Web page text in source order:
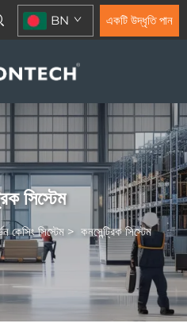
BN একটি উদ্ধৃতি পান
সিস্টেম
কেসিং সিস্টেম > কনসেন্ট্রিক সিস্টেম